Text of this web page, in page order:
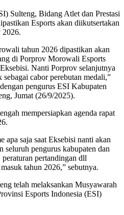
Sulteng, Bidang Atlet dan Prestasi
Esports akan diikutsertakan
2026.
tahun 2026 dipastikan akan
di Porprov Morowali Esports
Nanti Porprov selanjutnya
cabor perebutan medali,”
pengurus ESI Kabupaten
Jumat (26/9/2025).
mempersiapkan agenda rapat
apa saja saat Eksebisi nanti akan
seluruh pengurus kabupaten dan
pertandingan dll
tahun 2026,” sebutnya.
telah melaksankan Musyawarah
Esports Indonesia (ESI)